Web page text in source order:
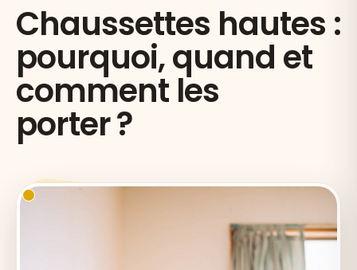
Chaussettes hautes :
pourquoi, quand et
comment les
porter ?